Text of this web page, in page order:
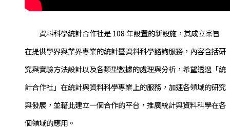
資料科學統計合作社是 108 年設置的新設施，其成立宗旨
在提供學界與業界專業的統計暨資料科學諮詢服務，內容含括研
究與實驗方法設計以及各類型數據的處理與分析，希望透過「統
計合作社」在統計與資料科學專業上的服務，加速各領域的研究
與發展，並藉此建立一個合作的平台，推廣統計與資料科學在各
個領域的應用。